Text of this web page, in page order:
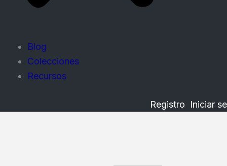
Blog
Colecciones
Recursos
Registro Iniciar